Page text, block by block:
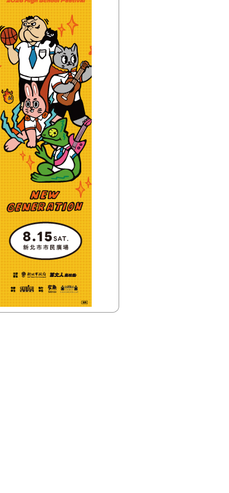
流行最前線
【HitFm正在進行】
(花東)
只想聽音樂
流行最精選